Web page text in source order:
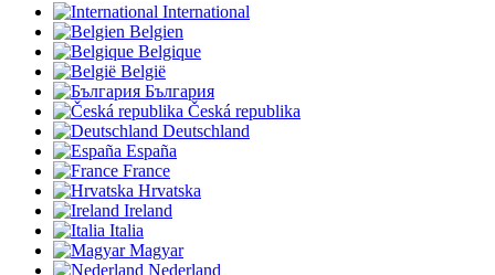
International
Belgien
Belgique
België
България
Česká republika
Deutschland
España
France
Hrvatska
Ireland
Italia
Magyar
Nederland